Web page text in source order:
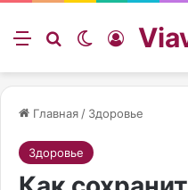
Меню ИскатьSwitch skin
Войти
Главная / Здоровье
Здоровье